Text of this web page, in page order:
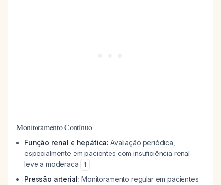
Monitoramento Contínuo
Função renal e hepática: Avaliação periódica,
especialmente em pacientes com insuficiência renal
leve a moderada
1
Pressão arterial: Monitoramento regular em pacientes